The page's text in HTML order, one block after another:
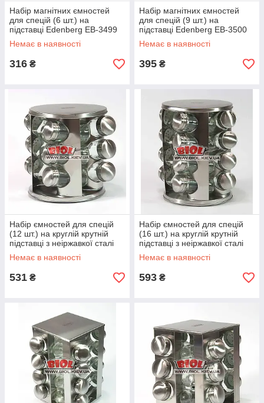
Набір магнітних ємностей
для спецій (6 шт.) на
підставці Edenberg EB-3499
Немає в наявності
316 ₴
Набір магнітних ємностей
для спецій (9 шт.) на
підставці Edenberg EB-3500
Немає в наявності
395 ₴
Набір ємностей для спецій
(12 шт.) на круглій крутній
підставці з неіржавкої сталі
Edenberg EB-4023
Немає в наявності
531 ₴
Набір ємностей для спецій
(16 шт.) на круглій крутній
підставці з неіржавкої сталі
Edenberg EB-4024
Немає в наявності
593 ₴